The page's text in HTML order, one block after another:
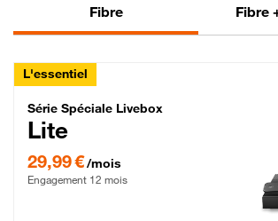
Fibre Fibre
L'essentiel
Série Spéciale Livebox
Série Spéciale Livebox
Lite
29,99 €/mois
Engagement 12 mois